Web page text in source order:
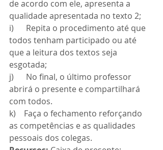
de acordo com ele, apresenta a
qualidade apresentada no texto 2;
i)      Repita o procedimento até que
todos tenham participado ou até
que a leitura dos textos seja
esgotada;
j)      No final, o último professor
abrirá o presente e compartilhará
com todos.
k)    Faça o fechamento reforçando
as competências e as qualidades
pessoais dos colegas.